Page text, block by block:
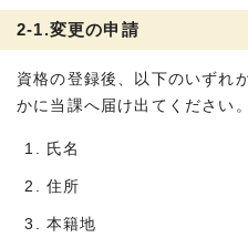
2-1.変更の申請
資格の登録後、以下のいずれ
かに当課へ届け出てください
氏名
住所
本籍地